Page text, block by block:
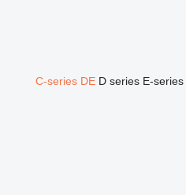
C-series DE D series E-series